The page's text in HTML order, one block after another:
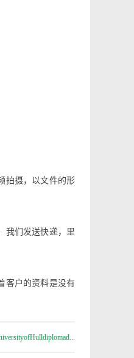
拍摄，以文件的形
我们发送快递，里
客户的资料是没有